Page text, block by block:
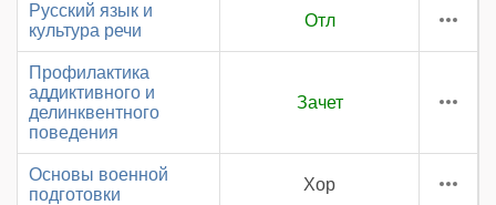
Русский язык и
культура речи
Отл
Профилактика
аддиктивного и
делинквентного
поведения
Зачет
Основы военной
подготовки
Хор